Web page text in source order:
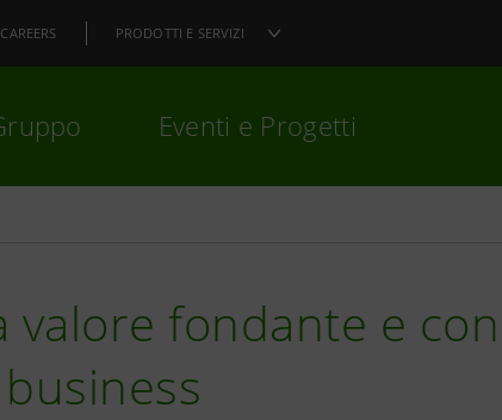
CAREERS PRODOTTI E SERVIZI
Eventi e Progetti
valore fondante e